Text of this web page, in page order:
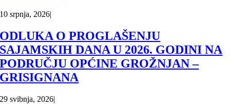
10 srpnja, 2026|
ODLUKA O PROGLAŠENJU
SAJAMSKIH DANA U 2026. GODINI NA
PODRUČJU OPĆINE GROŽNJAN –
GRISIGNANA
29 svibnja, 2026|